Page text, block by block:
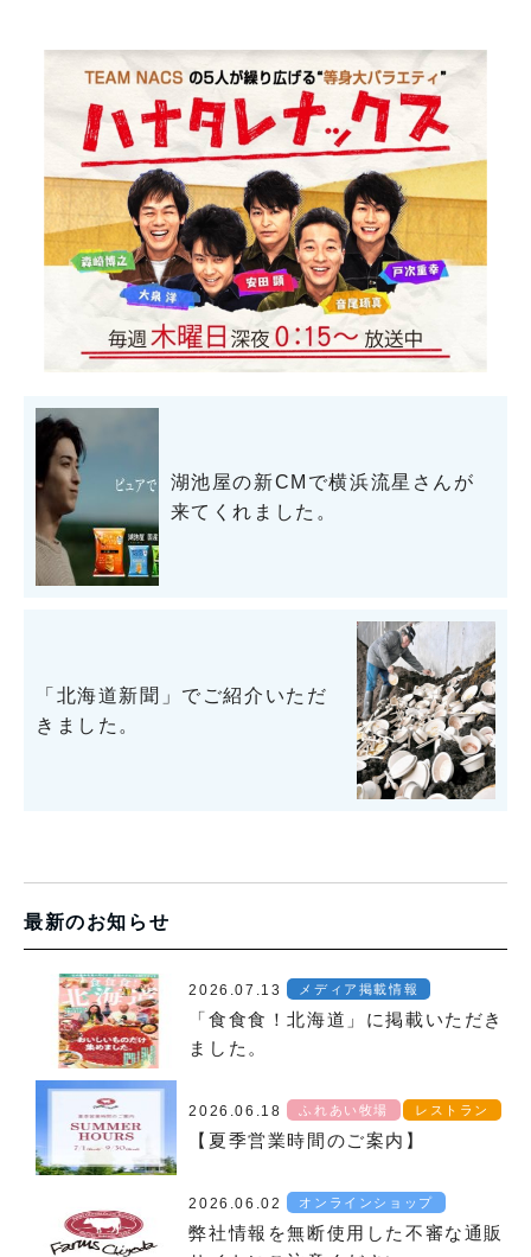
湖池屋の新CMで横浜流星さんが
来てくれました。
「北海道新聞」でご紹介いただ
きました。
最新のお知らせ
2026.07.13 メディア掲載情報
「食食食！北海道」に掲載いただき
ました。
2026.06.18 ふれあい牧場 レストラン
【夏季営業時間のご案内】
2026.06.02 オンラインショップ
弊社情報を無断使用した不審な通販